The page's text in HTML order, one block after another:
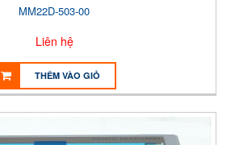
MM22D-503-00
Liên hệ
THÊM VÀO GIỎ